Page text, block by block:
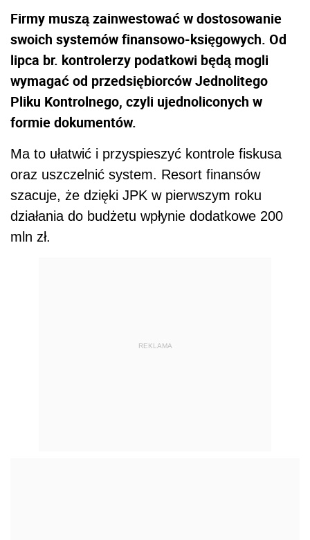
Firmy muszą zainwestować w dostosowanie
swoich systemów finansowo-księgowych. Od
lipca br. kontrolerzy podatkowi będą mogli
wymagać od przedsiębiorców Jednolitego
Pliku Kontrolnego, czyli ujednoliconych w
formie dokumentów.
Ma to ułatwić i przyspieszyć kontrole fiskusa
oraz uszczelnić system. Resort finansów
szacuje, że dzięki JPK w pierwszym roku
działania do budżetu wpłynie dodatkowe 200
mln zł.
REKLAMA